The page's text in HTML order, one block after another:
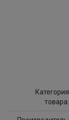
Категория
товара: